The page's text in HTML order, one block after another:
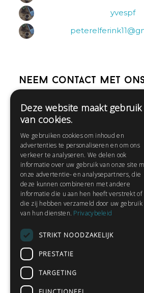
yvespf
Neem contact met
Help
Contact
Huisregels
Snel naar:
Gratis aanmelden
Privacybeleid
Deze website maakt gebruik
van cookies.
We gebruiken cookies om inhoud en
advertenties te personaliseren en om ons
verkeer te analyseren. We delen ook
informatie over uw gebruik van onze site
onze advertentie- en analysepartners, die
deze kunnen combineren met andere
informatie die u aan hen heeft verstrekt of
die zij hebben verzameld door uw gebruik
van hun diensten. Privacybeleid
STRIKT NOODZAKELIJK
PRESTATIE
TARGETING